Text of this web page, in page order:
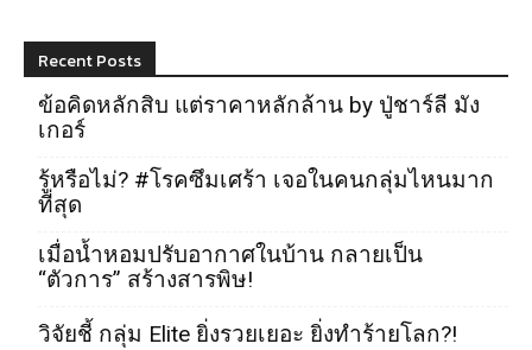
Recent Posts
ข้อคิดหลักสิบ แต่ราคาหลักล้าน by ปู่ชาร์ลี มัง
เกอร์
รู้หรือไม่? #โรคซึมเศร้า เจอในคนกลุ่มไหนมาก
ที่สุด
เมื่อน้ำหอมปรับอากาศในบ้าน กลายเป็น
“ตัวการ” สร้างสารพิษ!
วิจัยชี้ กลุ่ม Elite ยิ่งรวยเยอะ ยิ่งทำร้ายโลก?!